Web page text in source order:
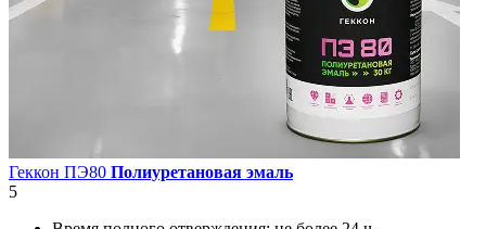
Геккон ПЭ80 Полиуретановая эмаль
5